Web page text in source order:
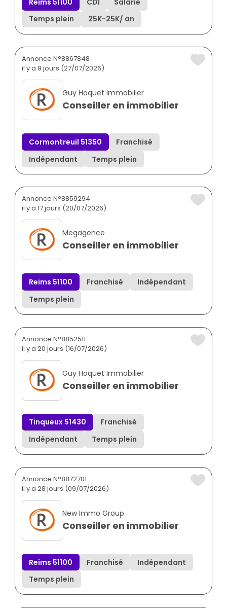
Temps plein
25K-25K/ an
Annonce N°8867848
il y a 9 jours (27/07/2026)
Guy Hoquet Immobilier
Conseiller en immobilier
Cormontreuil 51350
Franchisé
Indépendant
Temps plein
Annonce N°8859294
il y a 17 jours (20/07/2026)
Megagence
Conseiller en immobilier
Reims 51100 Franchisé
Indépendant
Temps plein
Annonce N°8852511
il y a 20 jours (16/07/2026)
Guy Hoquet Immobilier
Conseiller en immobilier
Tinqueux 51430
Franchisé
Indépendant
Temps plein
Annonce N°8872701
il y a 28 jours (09/07/2026)
New Immo Group
Conseiller en immobilier
Reims 51100 Franchisé
Indépendant
Temps plein